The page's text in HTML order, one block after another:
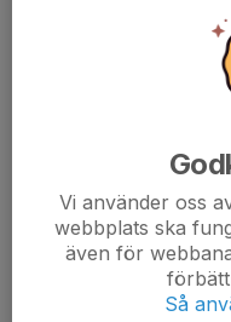
Spelar- och
Observera samling kl
Vi bygger ihop sargen
Vi kommer att spela
Västervång. Varje
perioder a' 3minuter.
Kom ombytta med
Samtliga smycken
örhängen får sitta kvar
Vi använder oss
webbplats ska
även för
Så